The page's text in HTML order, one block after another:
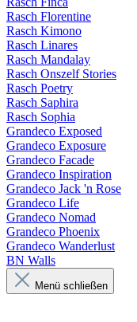
Rasch Florentine
Rasch Kimono
Rasch Linares
Rasch Mandalay
Rasch Onszelf Stories
Rasch Poetry
Rasch Saphira
Rasch Sophia
Grandeco Exposed
Grandeco Exposure
Grandeco Facade
Grandeco Inspiration
Grandeco Jack 'n Rose
Grandeco Life
Grandeco Nomad
Grandeco Phoenix
Grandeco Wanderlust
BN Walls
Menü schließen